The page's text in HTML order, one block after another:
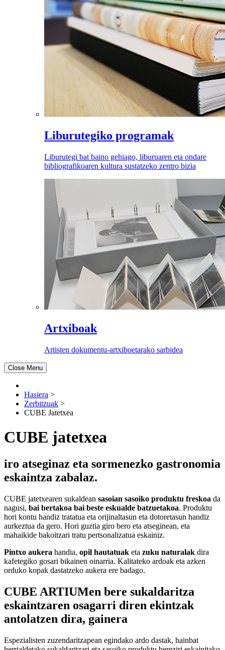
Liburutegiko programak
Liburutegi bat baino gehiago, liburuaren eta ondare
bibliografikoaren kultura sustatzeko zentro bizia
Artxiboak
Artisten dokumentu-artxiboetarako sarbidea
Close Menu
Hasiera >
Zerbitzuak >
CUBE Jatetxea
CUBE jatetxea
iro atseginaz eta sormenezko gastronomia
eskaintza zabalaz.
CUBE jatetxearen sukaldean sasoian sasoiko produktu freskoa da
nagusi, bai bertakoa bai beste eskualde batzuetakoa. Produktu
hori kontu handiz tratatua eta orijinaltasun eta dotoretasun handiz
aurkeztua da gero. Hori guztia giro bero eta atseginean, eta
mahaikide bakoitzari tratu pertsonalizatua eskainiz.
Pintxo aukera handia, opil hautatuak eta zuku naturalak dira
kafetegiko gosari bikainen oinarria. Kalitateko ardoak eta azken
orduko kopak dastatzeko aukera ere badago.
CUBE ARTIUMen bere sukaldaritza
eskaintzaren osagarri diren ekintzak
antolatzen dira, gainera
Espezialisten zuzendaritzapean egindako ardo dastak, hainbat